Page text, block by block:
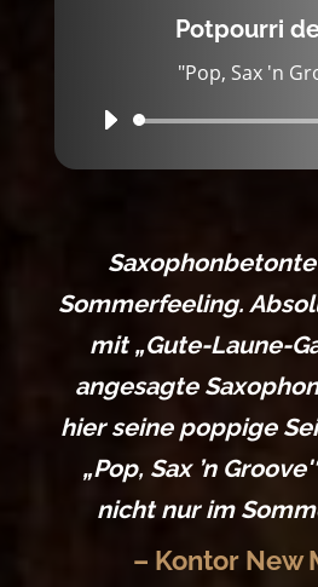
Potpourri
"Pop, Sax 'n
Sommerfeeling.
mit „Gute-Laune-
angesagte
hier seine poppige
„Pop, Sax ’n
nicht nur im
– Kontor New